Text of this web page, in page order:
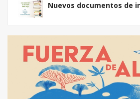
Nuevos documentos de